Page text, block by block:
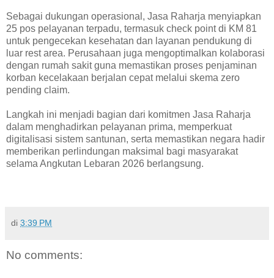
Sebagai dukungan operasional, Jasa Raharja menyiapkan
25 pos pelayanan terpadu, termasuk check point di KM 81
untuk pengecekan kesehatan dan layanan pendukung di
luar rest area. Perusahaan juga mengoptimalkan kolaborasi
dengan rumah sakit guna memastikan proses penjaminan
korban kecelakaan berjalan cepat melalui skema zero
pending claim.
Langkah ini menjadi bagian dari komitmen Jasa Raharja
dalam menghadirkan pelayanan prima, memperkuat
digitalisasi sistem santunan, serta memastikan negara hadir
memberikan perlindungan maksimal bagi masyarakat
selama Angkutan Lebaran 2026 berlangsung.
di 3:39 PM
No comments: